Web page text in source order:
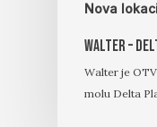
Nova
Walter –
Walter je
molu Delta